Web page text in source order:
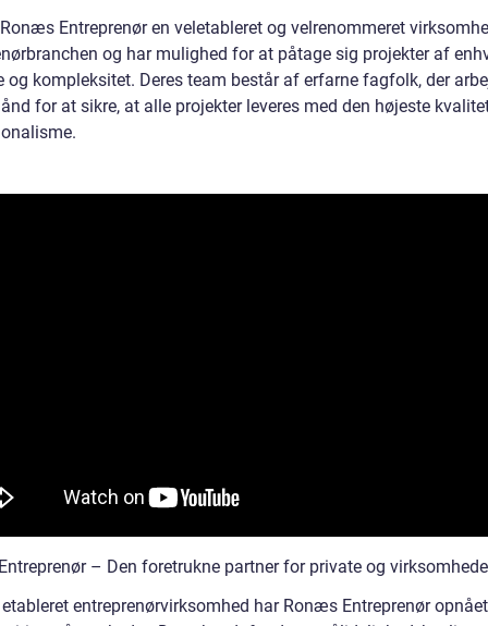
Entreprenør en veletableret og velrenommeret
og har mulighed for at påtage sig projekter af
og kompleksitet. Deres team består af erfarne fagfolk, der
for at sikre, at alle projekter leveres med den højeste
– Den foretrukne partner for private og
entreprenørvirksomhed har Ronæs Entreprenør